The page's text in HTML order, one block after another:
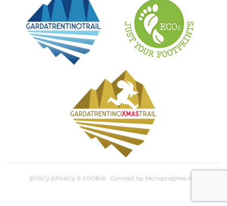
policy privacy e cookie Concept by tecnoprogress.net